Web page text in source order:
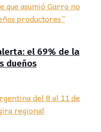
el 69% de la
dueños